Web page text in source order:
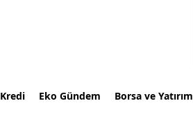
Kredi Eko Gündem Borsa ve Yatırım